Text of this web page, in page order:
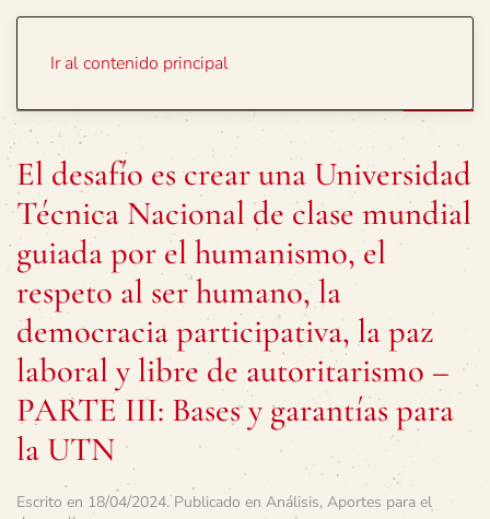
Ir al contenido principal
El desafío es crear una Universidad
Técnica Nacional de clase mundial
guiada por el humanismo, el
respeto al ser humano, la
democracia participativa, la paz
laboral y libre de autoritarismo –
PARTE III: Bases y garantías para
la UTN
Escrito en 18/04/2024. Publicado en Análisis, Aportes para el